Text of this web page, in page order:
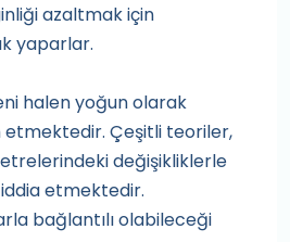
azaltmak için
yaparlar.
halen yoğun olarak
etmektedir. Çeşitli teoriler,
değişikliklerle
etmektedir.
bağlantılı olabileceği